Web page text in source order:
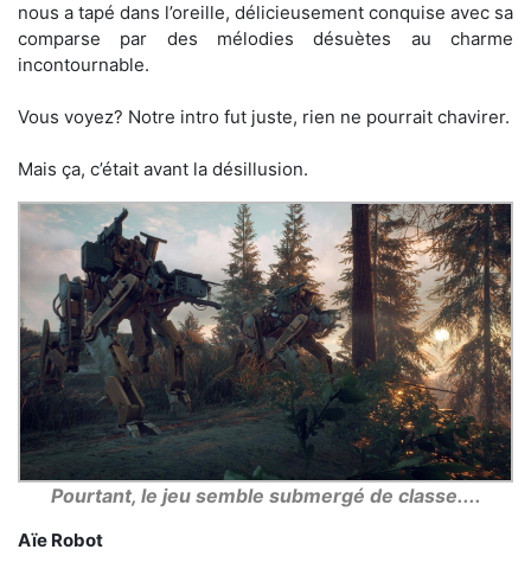
nous a tapé dans l’oreille, délicieusement conquise avec sa
comparse par des mélodies désuètes au charme
incontournable.
Vous voyez? Notre intro fut juste, rien ne pourrait chavirer.
Mais ça, c’était avant la désillusion.
Pourtant, le jeu semble submergé de classe....
Aïe Robot